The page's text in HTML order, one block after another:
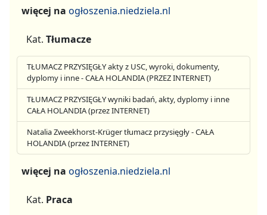
więcej na ogłoszenia.niedziela.nl
Kat. Tłumacze
TŁUMACZ PRZYSIĘGŁY akty z USC, wyroki, dokumenty,
dyplomy i inne - CAŁA HOLANDIA (PRZEZ INTERNET)
TŁUMACZ PRZYSIĘGŁY wyniki badań, akty, dyplomy i inne
CAŁA HOLANDIA (przez INTERNET)
Natalia Zweekhorst-Krüger tłumacz przysięgły - CAŁA
HOLANDIA (przez INTERNET)
więcej na ogłoszenia.niedziela.nl
Kat. Praca